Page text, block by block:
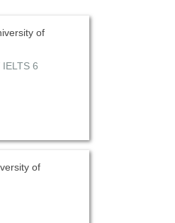
of
6
of